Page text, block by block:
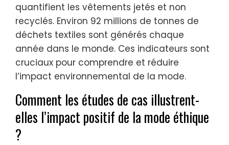
quantifient les vêtements jetés et non
recyclés. Environ 92 millions de tonnes de
déchets textiles sont générés chaque
année dans le monde. Ces indicateurs sont
cruciaux pour comprendre et réduire
l’impact environnemental de la mode.
Comment les études de cas illustrent-
elles l’impact positif de la mode éthique
?